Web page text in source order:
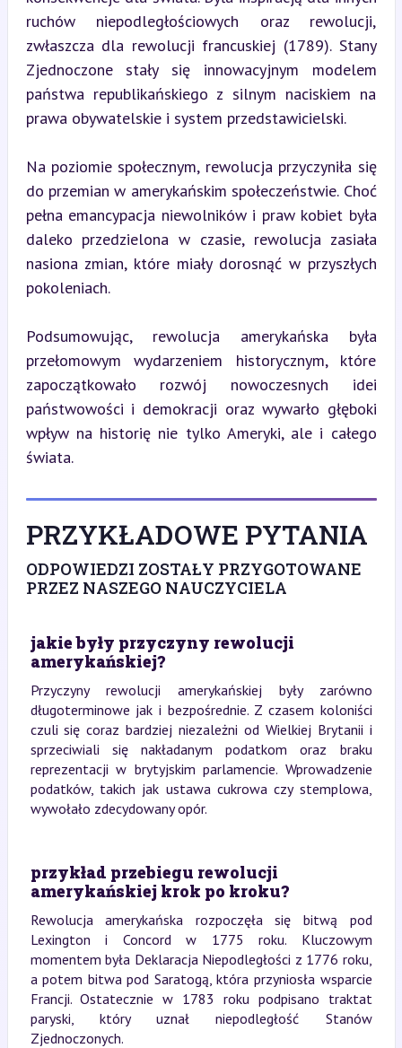
ruchów niepodległościowych oraz rewolucji,
zwłaszcza dla rewolucji francuskiej (1789). Stany
Zjednoczone stały się innowacyjnym modelem
państwa republikańskiego z silnym naciskiem na
prawa obywatelskie i system przedstawicielski.
Na poziomie społecznym, rewolucja przyczyniła się
do przemian w amerykańskim społeczeństwie. Choć
pełna emancypacja niewolników i praw kobiet była
daleko przedzielona w czasie, rewolucja zasiała
nasiona zmian, które miały dorosnąć w przyszłych
pokoleniach.
Podsumowując, rewolucja amerykańska była
przełomowym wydarzeniem historycznym, które
zapoczątkowało rozwój nowoczesnych idei
państwowości i demokracji oraz wywarło głęboki
wpływ na historię nie tylko Ameryki, ale i całego
świata.
PRZYKŁADOWE PYTANIA
ODPOWIEDZI ZOSTAŁY PRZYGOTOWANE
PRZEZ NASZEGO NAUCZYCIELA
jakie były przyczyny rewolucji
amerykańskiej?
Przyczyny rewolucji amerykańskiej były zarówno
długoterminowe jak i bezpośrednie. Z czasem koloniści
czuli się coraz bardziej niezależni od Wielkiej Brytanii i
sprzeciwiali się nakładanym podatkom oraz braku
reprezentacji w brytyjskim parlamencie. Wprowadzenie
podatków, takich jak ustawa cukrowa czy stemplowa,
wywołało zdecydowany opór.
przykład przebiegu rewolucji
amerykańskiej krok po kroku?
Rewolucja amerykańska rozpoczęła się bitwą pod
Lexington i Concord w 1775 roku. Kluczowym
momentem była Deklaracja Niepodległości z 1776 roku,
a potem bitwa pod Saratogą, która przyniosła wsparcie
Francji. Ostatecznie w 1783 roku podpisano traktat
paryski, który uznał niepodległość Stanów
Zjednoczonych.